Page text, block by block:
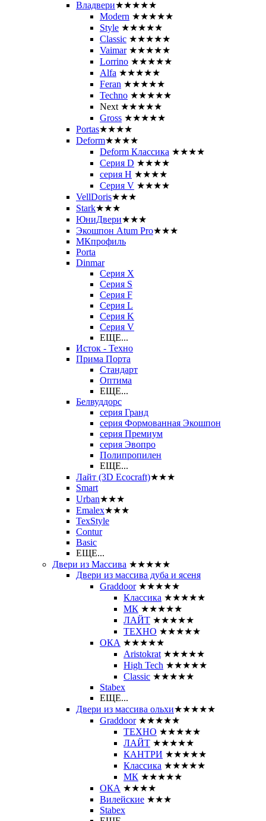
Владвери★★★★★
Modern ★★★★★
Style ★★★★★
Classic ★★★★★
Vaimar ★★★★★
Lorrino ★★★★★
Alfa ★★★★★
Feran ★★★★★
Techno ★★★★★
Next ★★★★★
Gross ★★★★★
Portas★★★★
Deform★★★★
Deform Классика ★★★★
Серия D ★★★★
серия H ★★★★
Серия V ★★★★
VellDoris★★★
Stark★★★
ЮниДвери★★★
Экошпон Atum Pro★★★
МКпрофиль
Porta
Dinmar
Серия X
Серия S
Серия F
Серия L
Серия K
Серия V
ЕЩЕ...
Исток - Техно
Прима Порта
Стандарт
Оптима
ЕЩЕ...
Белвуддорс
серия Гранд
серия Формованная Экошпон
серия Премиум
серия Эвопро
Полипропилен
ЕЩЕ...
Лайт (3D Ecocraft)★★★
Smart
Urban★★★
Emalex★★★
TexStyle
Contur
Basic
ЕЩЕ...
Двери из Массива ★★★★★
Двери из массива дуба и ясеня
Graddoor ★★★★★
Классика ★★★★★
МК ★★★★★
ЛАЙТ ★★★★★
ТЕХНО ★★★★★
ОКА ★★★★★
Aristokrat ★★★★★
High Tech ★★★★★
Classic ★★★★★
Stabex
ЕЩЕ...
Двери из массива ольхи★★★★★
Graddoor ★★★★★
ТЕХНО ★★★★★
ЛАЙТ ★★★★★
КАНТРИ ★★★★★
Классика ★★★★★
МК ★★★★★
ОКА ★★★★
Вилейские ★★★
Stabex